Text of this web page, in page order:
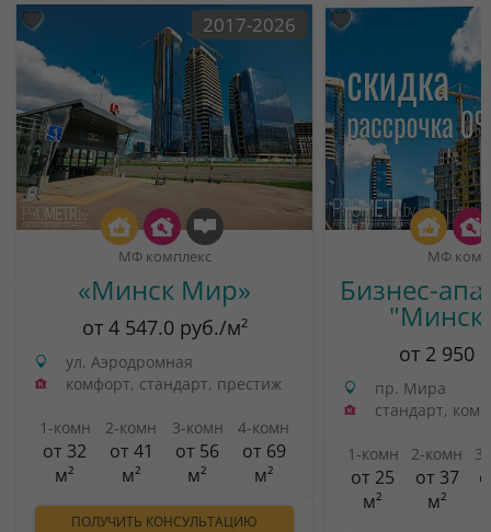
2017-2026
МФ комплекс
«Минск Мир»
от 4 547.0 руб./м²
ул. Аэродромная
комфорт, стандарт, престиж
1-комн
от 32
м²
2-комн
от 41
м²
3-комн
от 56
м²
4-комн
от 69
м²
ПОЛУЧИТЬ КОНСУЛЬТАЦИЮ
МФ
Бизнес-
от 2 950
пр. Мира
стандарт,
1-комн
от 25
м²
2-комн
от 37
м²